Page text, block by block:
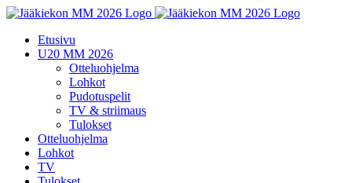
Skip
contentEtusivu
U20 MM 2026
Otteluohjelma
Lohkot
Pudotuspelit
TV & striimaus
Tulokset
Otteluohjelma
Lohkot
TV